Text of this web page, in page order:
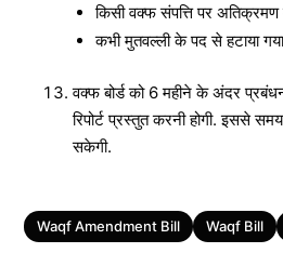
किसी वक्फ संपत्ति पर अतिक्रमण
कभी मुतवल्ली के पद से हटाया
वक्फ बोर्ड को 6 महीने के अंदर
रिपोर्ट प्रस्तुत करनी होगी. इससे
सकेगी.
Tags
Waqf Amendment Bill Waqf Bill